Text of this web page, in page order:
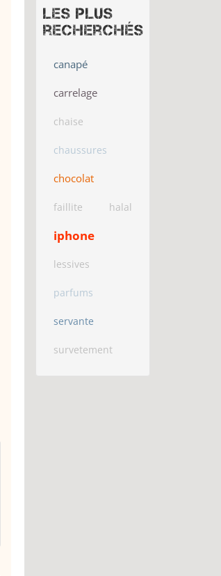
Les plus
recherchés
canapé
carrelage
chaise
chaussures
chocolat
faillite halal
iphone
lessives
parfums
servante
survetement